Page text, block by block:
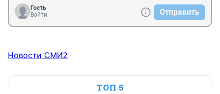
Гость
Войти
Отправить
Новости СМИ2
ТОП 5